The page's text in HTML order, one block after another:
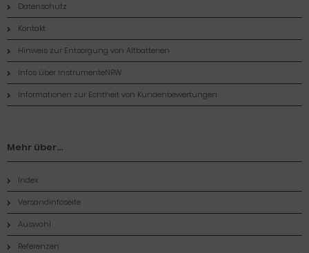
Datenschutz
Kontakt
Hinweis zur Entsorgung von Altbatterien
Infos über InstrumenteNRW
Informationen zur Echtheit von Kundenbewertungen
Mehr über...
Index
Versandinfoseite
Auswahl
Referenzen